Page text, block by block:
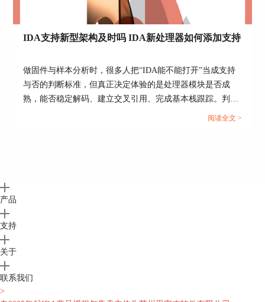
IDA支持新型架构及时吗 IDA新处理器如何添加支持
做固件与样本分析时，很多人把“IDA能不能打开”当成支持
与否的判断标准，但真正决定体验的是处理器模块是否成
熟，能否稳定解码、建立交叉引用、完成基本栈跟踪。判断
支持是否及时，可以用官方支持清单加本机处理器选择入口
阅读全文 >
产品
支持
关于
联系我们
>